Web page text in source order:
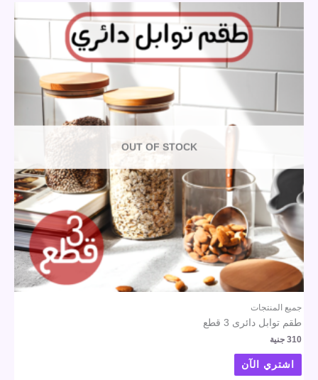
OUT OF STOCK
جميع المنتجات
طقم توابل دائرى 3 قطع
310 جنية
اشتري الآن